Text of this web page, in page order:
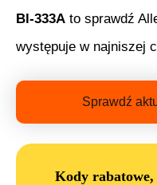
Bl-333A to sprawdź
występuje w najniszej
Sprawdź
Kody